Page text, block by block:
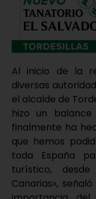
Al inicio de la
diversas
el alcalde de
hizo un
finalmente ha
que hemos
toda España
turístico,
Canarias»,